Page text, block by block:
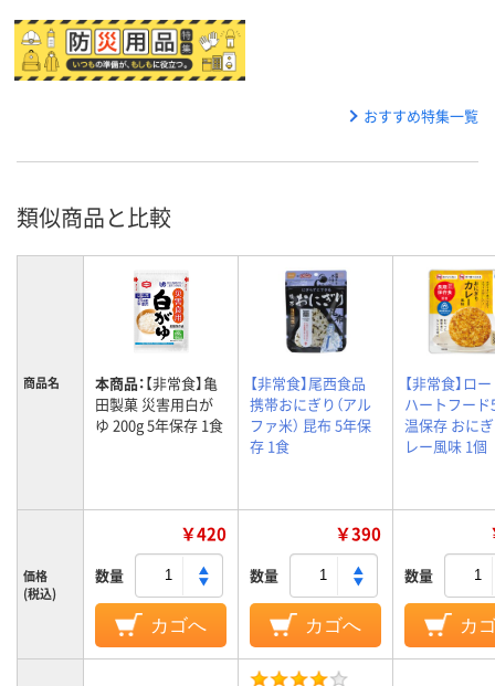
おすすめ特集一覧
類似商品と比較
商品名 本商品：【非常食】亀
田製菓 災害用白が
ゆ 200g 5年保存 1食
【非常食】尾西食品
携帯おにぎり（アル
ファ米） 昆布 5年保
存 1食
【非常食】ロ
ハートフード
温保存 おに
レー風味 1個
価格
(税込)
￥420
数量
カゴへ
￥390
数量
カゴへ
数量
カ